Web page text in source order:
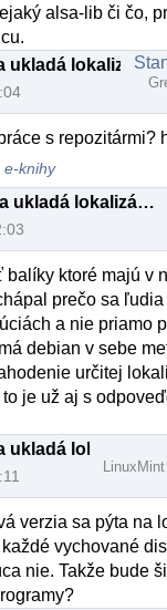
alsa-lib či čo,
Re: kam sa ukladá lokalizácia?
s repozitármi?
e-knihy
Re: kam sa ukladá lokalizácia?
ktoré majú v
prečo sa
a nie priamo
debian v sebe
určitej
to je už aj s
verzia sa pýta na
vychované
nie. Takže bude